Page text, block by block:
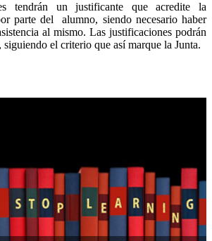
tendrán un justificante que acredite la
parte del alumno, siendo necesario haber
al mismo. Las justificaciones podrán
siguiendo el criterio que así marque la Junta.